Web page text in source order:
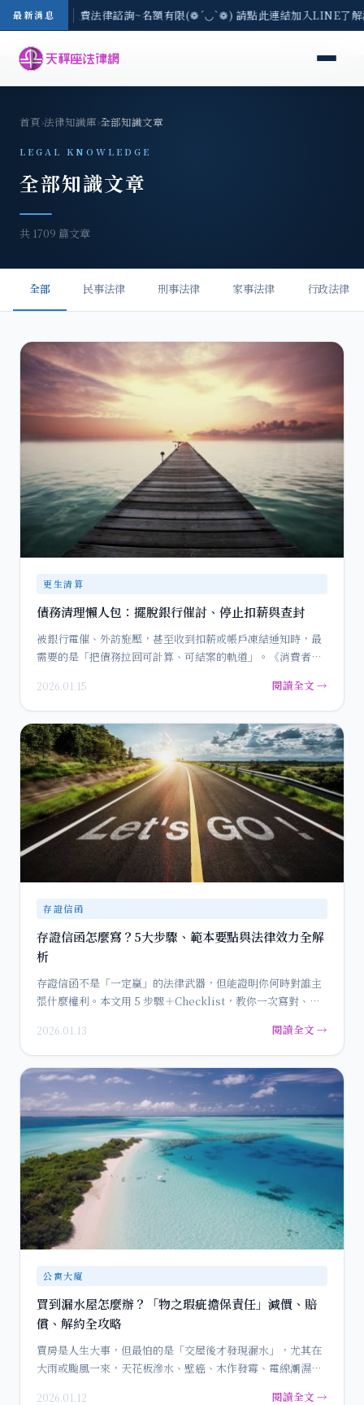
最新消息
一) 現場免費法律諮詢~名額有限(❁´◡`❁) 請點此連結加入LINE了解
首頁›法律知識庫›全部知識文章
LEGAL KNOWLEDGE
全部知識文章
共 1709 篇文章
全部 民事法律 刑事法律 家事法律 行政法律
更生清算
債務清理懶人包：擺脫銀行催討、停止扣薪與查封
被銀行電催、外訪施壓，甚至收到扣薪或帳戶凍結通知時，最
需要的是「把債務拉回可計算、可結案的軌道」。《消費者債
2026.01.15 閱讀全文 →
存證信函
存證信函怎麼寫？5大步驟、範本要點與法律效力全解
析
存證信函不是「一定贏」的法律武器，但能證明你何時對誰主
張什麼權利。本文用 5 步驟＋Checklist，教你一次寫對、
2026.01.13 閱讀全文 →
公寓大廈
買到漏水屋怎麼辦？「物之瑕疵擔保責任」減價、賠
償、解約全攻略
買房是人生大事，但最怕的是「交屋後才發現漏水」，尤其在
大雨或颱風一來，天花板滲水、壁癌、木作發霉、電線潮濕，
2026.01.12 閱讀全文 →